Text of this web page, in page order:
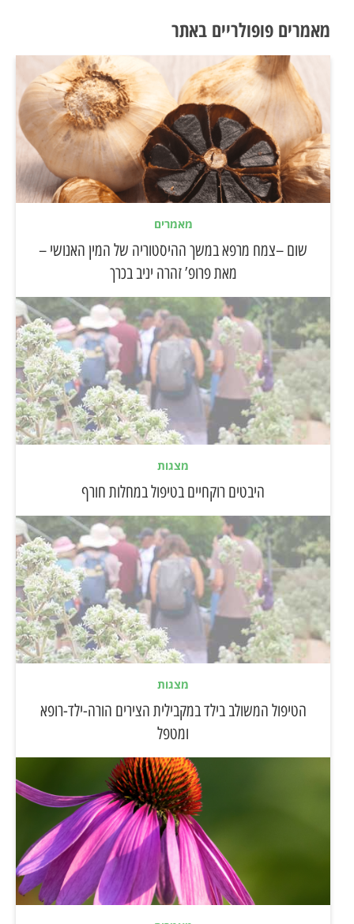
מאמרים פופולריים באתר
מאמרים
שום –צמח מרפא במשך ההיסטוריה של המין האנושי –
מאת פרופ’ זהרה יניב בכרך
מצגות
היבטים רוקחיים בטיפול במחלות חורף
מצגות
הטיפול המשולב בילד במקבילית הצירים הורה-ילד-רופא
ומטפל